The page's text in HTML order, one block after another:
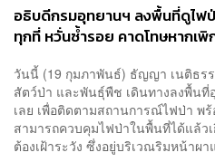
อธิบดีกรมอุทยานฯ ลงพื้นที่ดูไฟ
ทุกที่ หวั่นซ้ำรอย คาดโทษหากเพิ
วันนี้ (19 กุมภาพันธ์) ธัญญา เนติธร
สัตว์ป่า และพันธุ์พืช เดินทางลงพื้นที่
เลย เพื่อติดตามสถานการณ์ไฟป่า พ
สามารถควบคุมไฟป่าในพื้นที่ได้แล้ว
ต้องเฝ้าระวัง ซึ่งอยู่บริเวณริมหน้า